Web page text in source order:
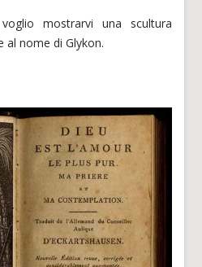
mostrarvi una scultura
al nome di Glykon.